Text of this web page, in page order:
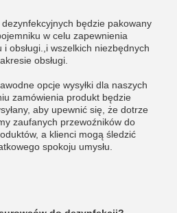
będzie pakowany
w celu zapewnienia
obsługi.,i wszelkich niezbędnych
obsługi.
opcje wysyłki dla naszych
zamówienia produkt będzie
aby upewnić się, że dotrze
zaufanych przewoźników do
a klienci mogą śledzić
spokoju umysłu.